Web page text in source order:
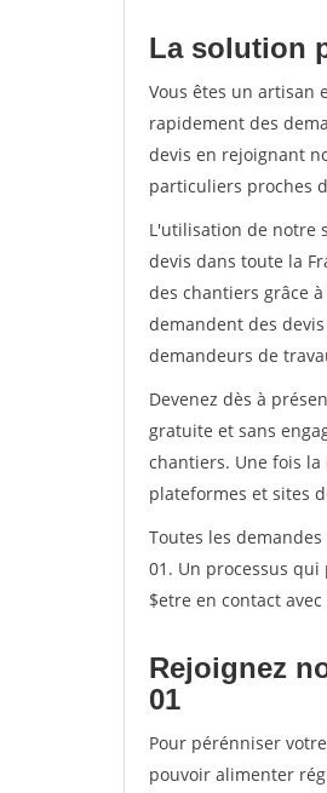
La solution
Vous êtes un artisan
rapidement des
devis en rejoignant
particuliers proches
L'utilisation de notre
devis dans toute la
des chantiers grâce à
demandent des
demandeurs de
Devenez dès à
gratuite et sans
chantiers. Une fois la
plateformes et sites
Toutes les
01. Un processus
$etre en contact
Rejoignez
01
Pour pérénniser
pouvoir alimenter